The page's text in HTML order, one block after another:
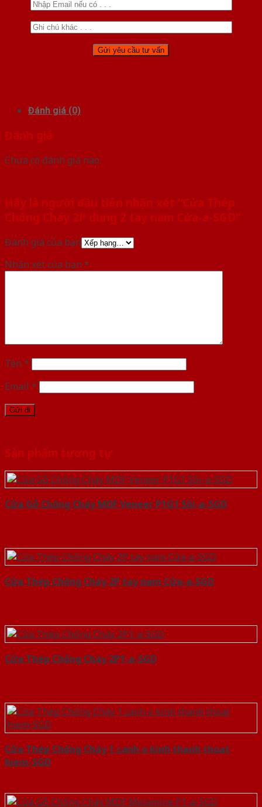
Đánh giá (0)
Đánh giá
Chưa có đánh giá nào.
Hãy là người đầu tiên nhận xét “Cửa Thép
Chống Cháy 2P dung 2 tay nam Cửa-a-SGD”
Đánh giá của bạn
Nhận xét của bạn *
Tên *
Email *
Sản phẩm tương tự
Cửa Gỗ Chống Cháy MDF Veneer P1G1 Sồi-a-SGD
Cửa Thép Chống Cháy 2P tay nam Cửa-a-SGD
Cửa Thép Chống Cháy 2P1-a-SGD
Cửa Thép Chống Cháy 1 canh o kinh thanh thoat
hiem-SGD